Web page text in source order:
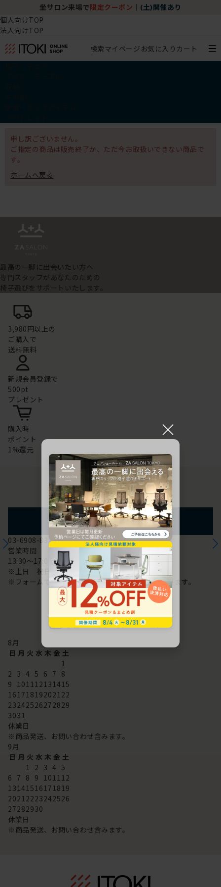
坐サロン来場で 限定クーポン (土)開催あり
個人向けTOP
法人向けTOP
検索マイページ お気に入り カート
申し訳ございません。
ご指定の商品は販売終了か、ただ今お取扱いできない商品で
す。
ホームへ戻る
最高の一脚に出会いたい方へ
専門スタッフがあなたのための
椅子選びをサポートいたします。
3,980円以上の
ご購入で
送料無料
新規会員登録で
500pt
プレゼント
購入時
ポイント
1%還元
お問い合わせ
フォームからのお問い合わせ
03-6908-8370
営業時間
13:30～17:00
※土日 祝日は休み
※フォームでのお問い合わせは24時間対応しております。
配送・お問い合わせ営業日
8月
日 月 火 水 木 金 土
1
2 3 4 5 6 7 8
9 101112131415
16171819202122
23242526272829
3031
休業日
※商品発送、お問い合わせ含みます。
9月
日 月 火 水 木 金 土
1 2 3 4 5
6 7 8 9 101112
13141516171819
20212223242526
27282930
休業日
※商品発送、お問い合わせ含みます。
×